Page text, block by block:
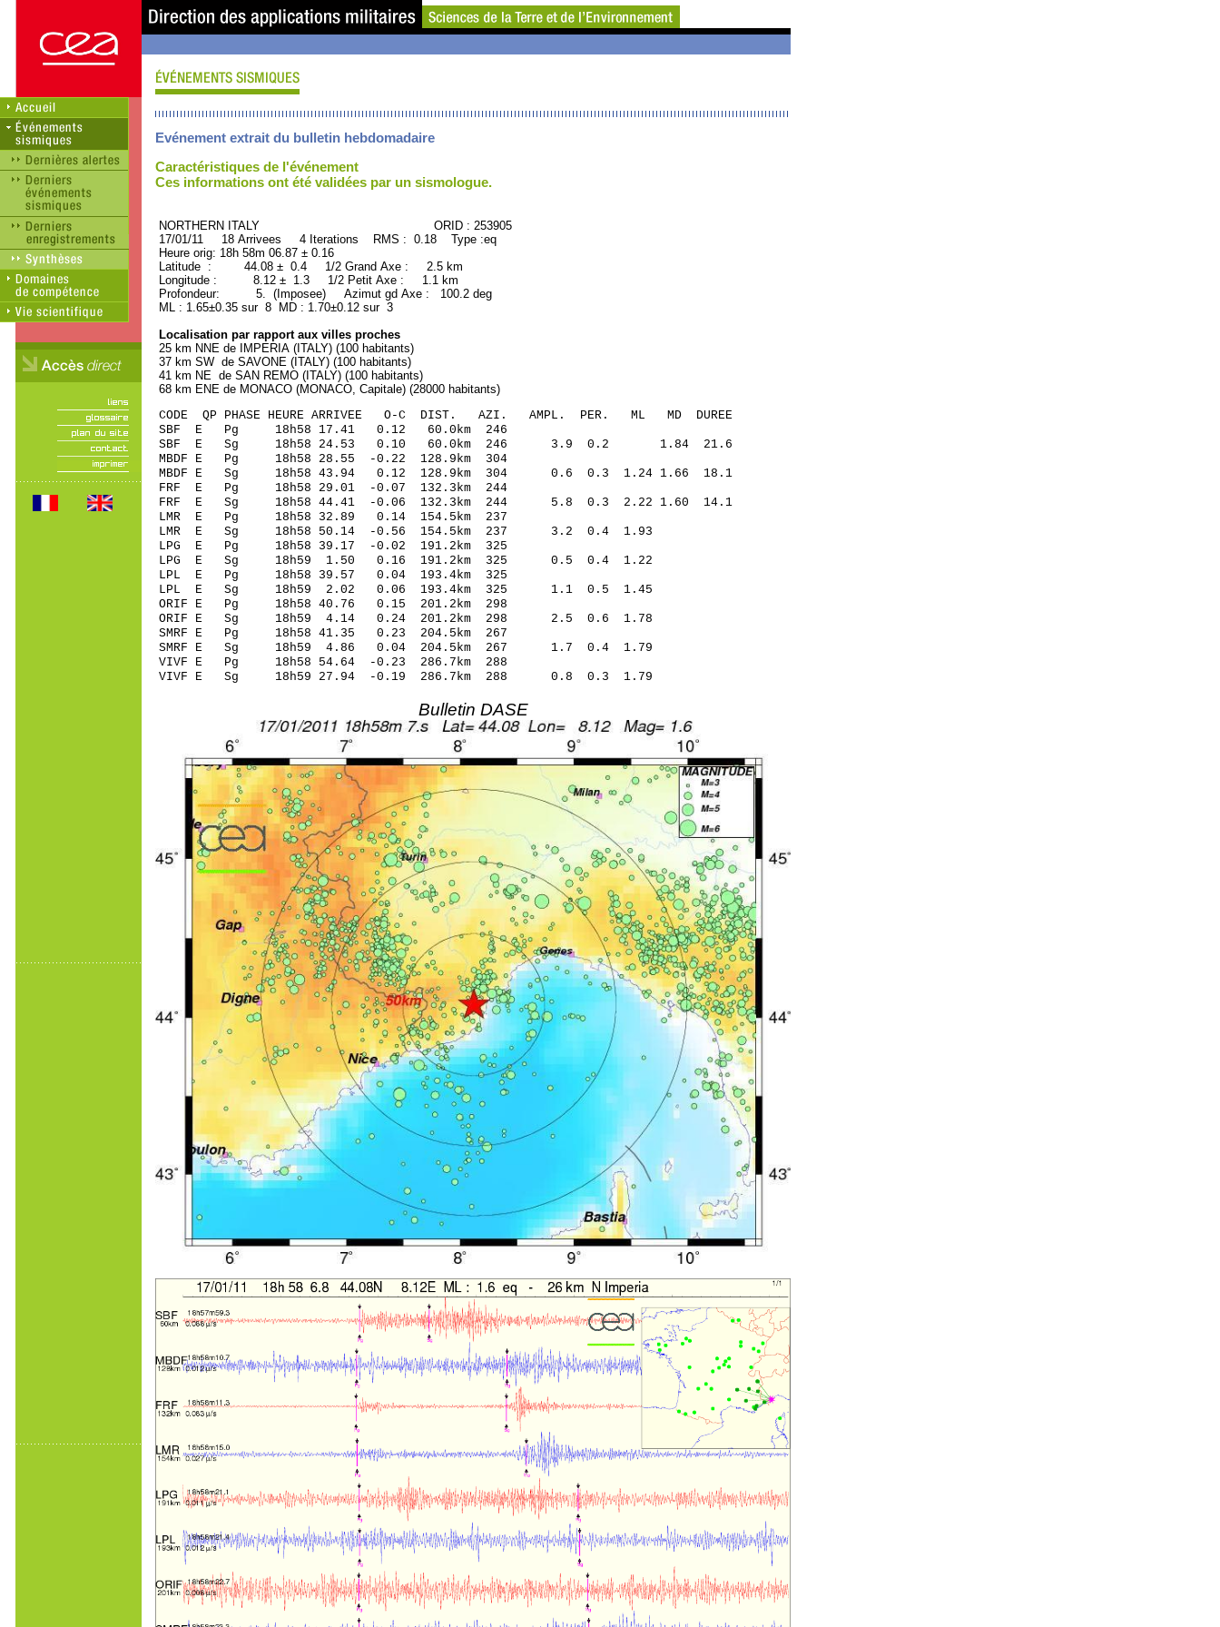
Evénement extrait du bulletin hebdomadaire
Caractéristiques de l'événement
Ces informations ont été validées par un sismologue.
NORTHERN ITALY ORID : 253905
17/01/11 18 Arrivees 4 Iterations RMS : 0.18 Type :eq
Heure orig: 18h 58m 06.87 ± 0.16
Latitude : 44.08 ± 0.4 1/2 Grand Axe : 2.5 km
Longitude : 8.12 ± 1.3 1/2 Petit Axe : 1.1 km
Profondeur: 5. (Imposee) Azimut gd Axe : 100.2 deg
ML : 1.65±0.35 sur 8 MD : 1.70±0.12 sur 3
Localisation par rapport aux villes proches
25 km NNE de IMPERIA (ITALY) (100 habitants)
37 km SW de SAVONE (ITALY) (100 habitants)
41 km NE de SAN REMO (ITALY) (100 habitants)
68 km ENE de MONACO (MONACO, Capitale) (28000 habitants)
CODE QP PHASE HEURE ARRIVEE O-C DIST. AZI. AMPL. PER. ML MD DUREE
SBF E Pg 18h58 17.41 0.12 60.0km 246
SBF E Sg 18h58 24.53 0.10 60.0km 246 3.9 0.2 1.84 21.6
MBDF E Pg 18h58 28.55 -0.22 128.9km 304
MBDF E Sg 18h58 43.94 0.12 128.9km 304 0.6 0.3 1.24 1.66 18.1
FRF E Pg 18h58 29.01 -0.07 132.3km 244
FRF E Sg 18h58 44.41 -0.06 132.3km 244 5.8 0.3 2.22 1.60 14.1
LMR E Pg 18h58 32.89 0.14 154.5km 237
LMR E Sg 18h58 50.14 -0.56 154.5km 237 3.2 0.4 1.93
LPG E Pg 18h58 39.17 -0.02 191.2km 325
LPG E Sg 18h59 1.50 0.16 191.2km 325 0.5 0.4 1.22
LPL E Pg 18h58 39.57 0.04 193.4km 325
LPL E Sg 18h59 2.02 0.06 193.4km 325 1.1 0.5 1.45
ORIF E Pg 18h58 40.76 0.15 201.2km 298
ORIF E Sg 18h59 4.14 0.24 201.2km 298 2.5 0.6 1.78
SMRF E Pg 18h58 41.35 0.23 204.5km 267
SMRF E Sg 18h59 4.86 0.04 204.5km 267 1.7 0.4 1.79
VIVF E Pg 18h58 54.64 -0.23 286.7km 288
VIVF E Sg 18h59 27.94 -0.19 286.7km 288 0.8 0.3 1.79
Bulletin DASE